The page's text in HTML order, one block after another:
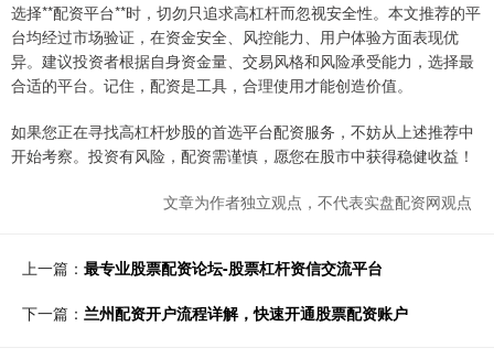
选择**配资平台**时，切勿只追求高杠杆而忽视安全性。本文推荐的平
台均经过市场验证，在资金安全、风控能力、用户体验方面表现优
异。建议投资者根据自身资金量、交易风格和风险承受能力，选择最
合适的平台。记住，配资是工具，合理使用才能创造价值。
如果您正在寻找高杠杆炒股的首选平台配资服务，不妨从上述推荐中
开始考察。投资有风险，配资需谨慎，愿您在股市中获得稳健收益！
文章为作者独立观点，不代表实盘配资网观点
上一篇： 最专业股票配资论坛-股票杠杆资信交流平台
下一篇： 兰州配资开户流程详解，快速开通股票配资账户